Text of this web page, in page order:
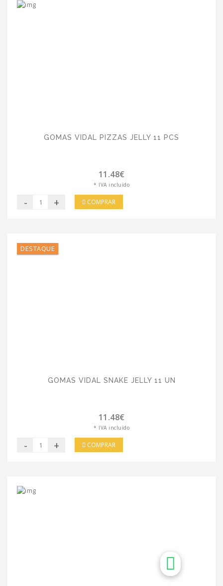
GOMAS VIDAL PIZZAS JELLY 11 PCS
11.48€
* IVA incluído
- + COMPRAR
DESTAQUE
GOMAS VIDAL SNAKE JELLY 11 UN
11.48€
* IVA incluído
- + COMPRAR